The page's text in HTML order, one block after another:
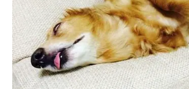
Magyar Péterről, Ruszin-Szendi
Amerikáról és Magyarországról is
ahogy tőle megszokhattuk.
Keményen, nyersen, fék nélkül.